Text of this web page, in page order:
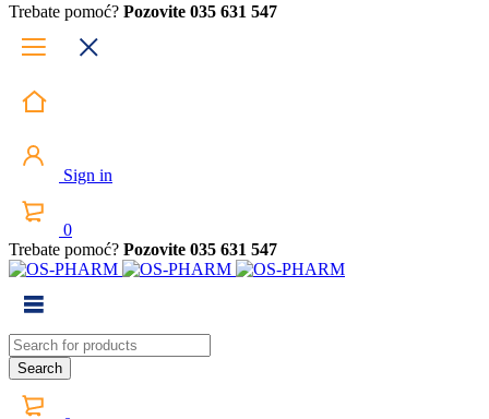
Trebate pomoć? Pozovite 035 631 547
Sign in
0
Trebate pomoć? Pozovite 035 631 547